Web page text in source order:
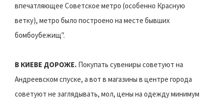
впечатляющее Советское метро (особенно Красную
ветку), метро было построено на месте бывших
бомбоубежищ".
В КИЕВЕ ДОРОЖЕ. Покупать сувениры советуют на
Андреевском спуске, а вот в магазины в центре города
советуют не заглядывать, мол, цены на одежду минимум